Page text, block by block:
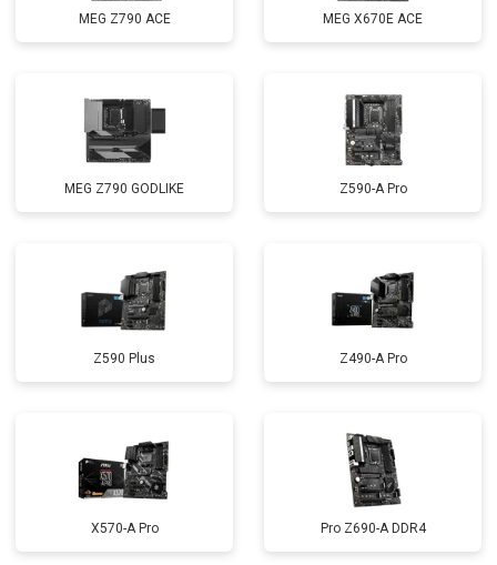
MEG Z790 ACE MEG X670E ACE
MEG Z790 GODLIKE Z590-A Pro
Z590 Plus Z490-A Pro
X570-A Pro Pro Z690-A DDR4